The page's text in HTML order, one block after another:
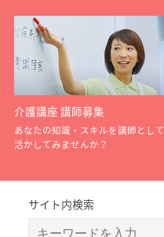
介護講座 講師募集
あなたの知識・スキルを講師として
活かしてみませんか？
サイト内検索